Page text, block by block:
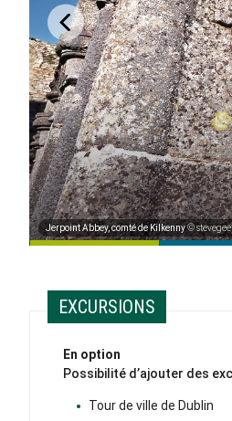
Jerpoint Abbey, comté de Kilkenny©
EXCURSIONS
En option
Possibilité d’ajouter des
Tour de ville de Dublin